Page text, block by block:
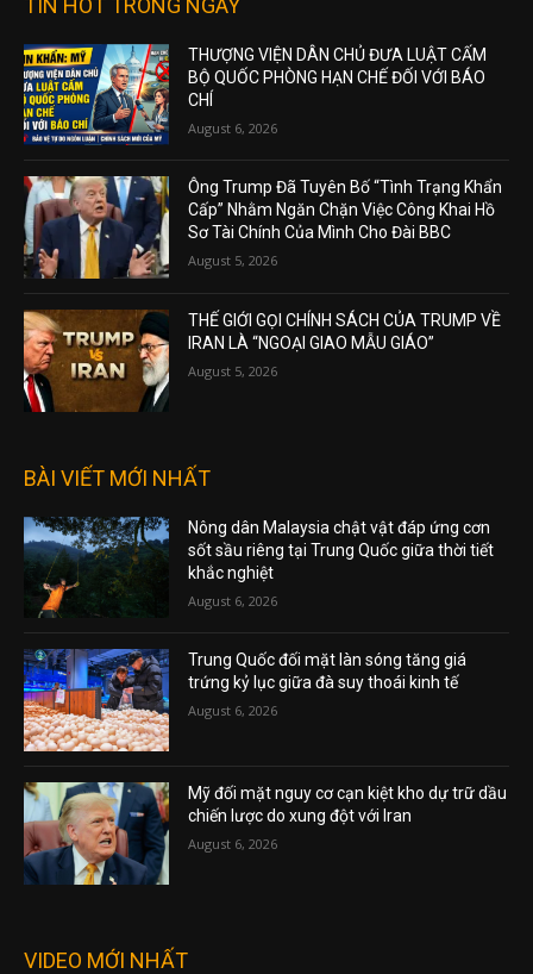
THƯỢNG VIỆN DÂN CHỦ ĐƯA LUẬT CẤM
BỘ QUỐC PHÒNG HẠN CHẾ ĐỐI VỚI BÁO
CHÍ
August 6, 2026
Ông Trump Đã Tuyên Bố “Tình Trạng Khẩn
Cấp” Nhằm Ngăn Chặn Việc Công Khai Hồ
Sơ Tài Chính Của Mình Cho Đài BBC
August 5, 2026
THẾ GIỚI GỌI CHÍNH SÁCH CỦA TRUMP VỀ
IRAN LÀ “NGOẠI GIAO MẪU GIÁO”
August 5, 2026
BÀI VIẾT MỚI NHẤT
Nông dân Malaysia chật vật đáp ứng cơn
sốt sầu riêng tại Trung Quốc giữa thời tiết
khắc nghiệt
August 6, 2026
Trung Quốc đối mặt làn sóng tăng giá
trứng kỷ lục giữa đà suy thoái kinh tế
August 6, 2026
Mỹ đối mặt nguy cơ cạn kiệt kho dự trữ dầu
chiến lược do xung đột với Iran
August 6, 2026
VIDEO MỚI NHẤT